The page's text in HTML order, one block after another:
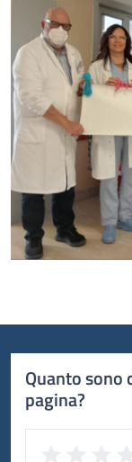
Quanto sono
pagina?